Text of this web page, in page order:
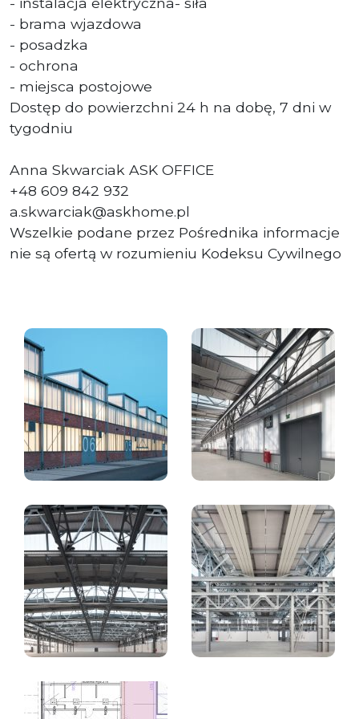
- brama wjazdowa
- posadzka
- ochrona
- miejsca postojowe
Dostęp do powierzchni 24 h na dobę, 7 dni w
tygodniu
Anna Skwarciak ASK OFFICE
+48 609 842 932
a.skwarciak@askhome.pl
Wszelkie podane przez Pośrednika informacje
nie są ofertą w rozumieniu Kodeksu Cywilnego